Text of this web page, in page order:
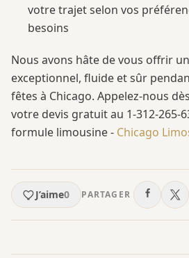
votre trajet selon vos
besoins
Nous avons hâte de vous offrir
exceptionnel, fluide et sûr
fêtes à Chicago. Appelez-nous
votre devis gratuit au 1-312-265-
formule limousine - Chicago
J’aime0 PARTAGER